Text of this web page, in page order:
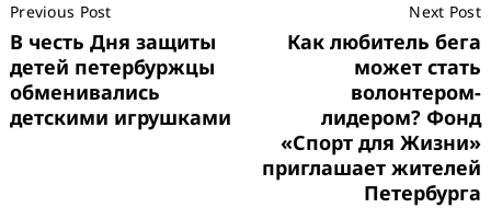
Navigation
Previous Post
В честь Дня защиты
детей петербуржцы
обменивались
детскими игрушками
Next Post
Как любитель бега
может стать
волонтером-
лидером? Фонд
«Спорт для Жизни»
приглашает жителей
Петербурга